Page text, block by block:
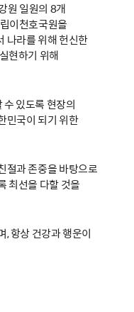
원 일원의 8개
이천호국원을
나라를 위해 헌신한
현하기 위해
수 있도록 현장의
민국이 되기 위한
절과 존중을 바탕으로
최선을 다할 것을
, 항상 건강과 행운이